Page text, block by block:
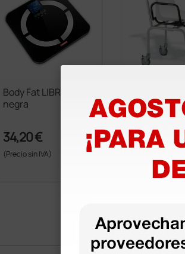
Body Fat LIBRA -
negra
34,20 €
(Precio sin IVA)
SECA 956 -
1.620,00 €